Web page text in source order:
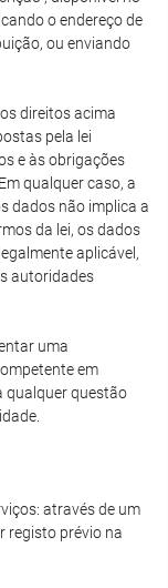
o endereço de
ou enviando
direitos acima
pela lei
e às obrigações
qualquer caso, a
dados não implica a
da lei, os dados
aplicável,
autoridades
uma
em
qualquer questão
através de um
registo prévio na